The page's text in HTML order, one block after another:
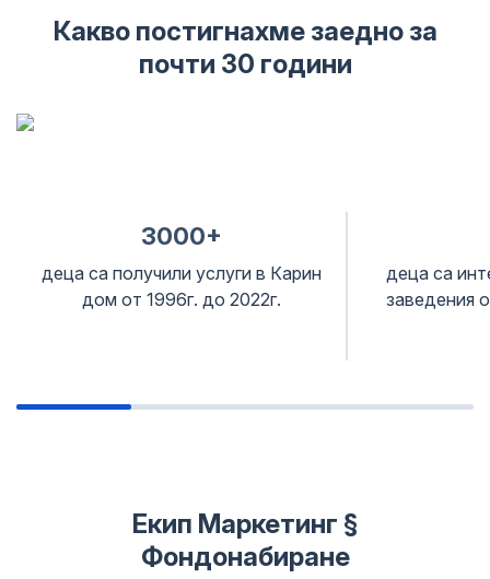
Какво постигнахме заедно за
почти 30 години
3000+
деца са получили услуги в Карин
дом от 1996г. до 2022г.
деца са
заведения
Екип Маркетинг §
Фондонабиране